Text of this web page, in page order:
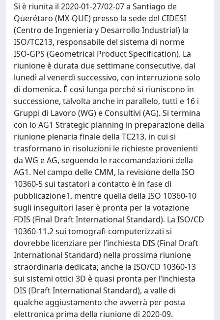
Si è riunita il 2020‑01‑27/02‑07 a Santiago de
Querétaro (MX‑QUE) presso la sede del CIDESI
(Centro de Ingeniería y Desarrollo Industrial) la
ISO/TC213, responsabile del sistema di norme
ISO‑GPS (Geometrical Product Specification). La
riunione è durata due settimane consecutive, dal
lunedì al venerdì successivo, con interruzione solo
di domenica. È così lunga perché si riuniscono in
successione, talvolta anche in parallelo, tutti e 16 i
Gruppi di Lavoro (WG) e Consultivi (AG). Si termina
con lo AG1 Strategic planning in preparazione della
riunione plenaria finale della TC213, in cui si
trasformano in risoluzioni le richieste provenienti
da WG e AG, seguendo le raccomandazioni della
AG1. Nel campo delle CMM, la revisione della ISO
10360‑5 sui tastatori a contatto è in fase di
pubblicazione1, mentre quella della ISO 10360‑10
sugli inseguitori laser è pronta per la votazione
FDIS (Final Draft International Standard). La ISO/CD
10360‑11.2 sui tomografi computerizzati si
dovrebbe licenziare per l’inchiesta DIS (Final Draft
International Standard) nella prossima riunione
straordinaria dedicata; anche la ISO/CD 10360‑13
sui sistemi ottici 3D è quasi pronta per l’inchiesta
DIS (Draft International Standard), a valle di
qualche aggiustamento che avverrà per posta
elettronica prima della riunione di 2020‑09.